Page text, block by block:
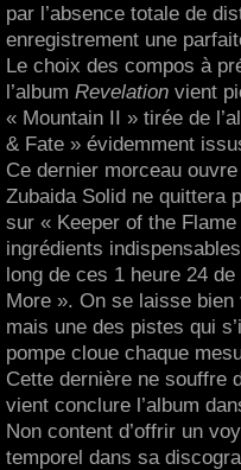
par l’absence totale de
enregistrement une
Le choix des compos à
l’album Revelation vient
« Mountain II » tirée de
& Fate » évidemment
Ce dernier morceau
Zubaida Solid ne quittera
sur « Keeper of the
ingrédients
long de ces 1 heure 24
More ». On se laisse bien
mais une des pistes qui
pompe cloue chaque
Cette dernière ne souffre
vient conclure l’album
Non content d’offrir un
temporel dans sa